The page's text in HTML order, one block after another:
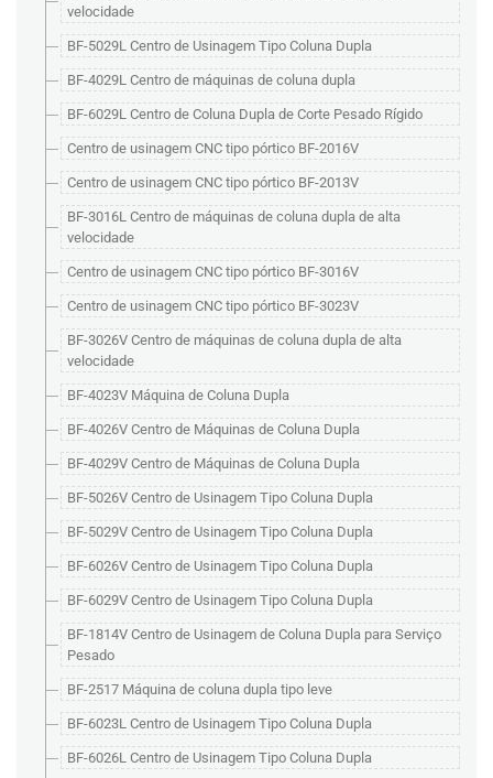
velocidade
BF-5029L Centro de Usinagem Tipo Coluna Dupla
BF-4029L Centro de máquinas de coluna dupla
BF-6029L Centro de Coluna Dupla de Corte Pesado Rígido
Centro de usinagem CNC tipo pórtico BF-2016V
Centro de usinagem CNC tipo pórtico BF-2013V
BF-3016L Centro de máquinas de coluna dupla de alta
velocidade
Centro de usinagem CNC tipo pórtico BF-3016V
Centro de usinagem CNC tipo pórtico BF-3023V
BF-3026V Centro de máquinas de coluna dupla de alta
velocidade
BF-4023V Máquina de Coluna Dupla
BF-4026V Centro de Máquinas de Coluna Dupla
BF-4029V Centro de Máquinas de Coluna Dupla
BF-5026V Centro de Usinagem Tipo Coluna Dupla
BF-5029V Centro de Usinagem Tipo Coluna Dupla
BF-6026V Centro de Usinagem Tipo Coluna Dupla
BF-6029V Centro de Usinagem Tipo Coluna Dupla
BF-1814V Centro de Usinagem de Coluna Dupla para Serviço
Pesado
BF-2517 Máquina de coluna dupla tipo leve
BF-6023L Centro de Usinagem Tipo Coluna Dupla
BF-6026L Centro de Usinagem Tipo Coluna Dupla